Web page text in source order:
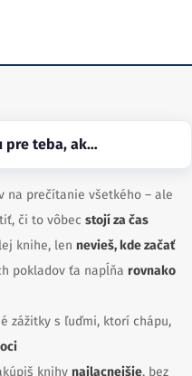
pre teba, ak…
na prečítanie všetkého – ale
či to vôbec stojí za čas
knihe, len nevieš, kde začať
pokladov ťa napĺňa rovnako
zážitky s ľuďmi, ktorí chápu,
knihy najlacnejšie, bez